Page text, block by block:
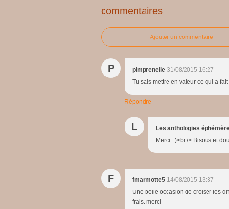
commentaires
Ajouter un commentaire
P pimprenelle 31/08/2015 16:27
Tu sais mettre en valeur ce qui a
Répondre
L Les anthologies
Merci. :)<br /> Bisous et
F fmarmotte5 14/08/2015 13:37
Une belle occasion de croiser les
frais. merci